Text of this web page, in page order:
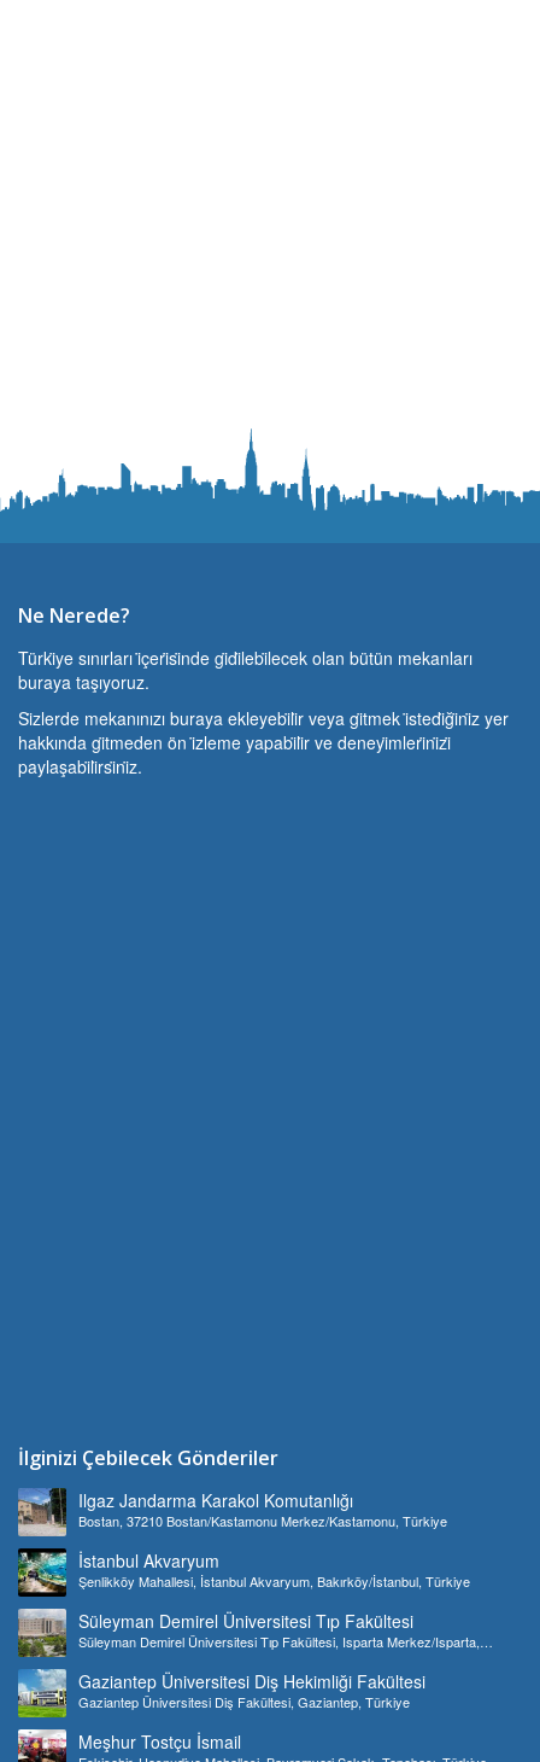
Ne Nerede?
Türki̇ye sınırları i̇çeri̇si̇nde gi̇di̇lebi̇lecek olan bütün mekanları
buraya taşıyoruz.
Si̇zlerde mekanınızı buraya ekleyebi̇li̇r veya gi̇tmek i̇stedi̇ği̇ni̇z yer
hakkında gi̇tmeden ön i̇zleme yapabi̇li̇r ve deneyi̇mleri̇ni̇zi̇
paylaşabi̇li̇rsi̇ni̇z.
İlginizi Çebilecek Gönderiler
Ilgaz Jandarma Karakol Komutanlığı
Bostan, 37210 Bostan/Kastamonu Merkez/Kastamonu, Türkiye
İstanbul Akvaryum
Şenlikköy Mahallesi, İstanbul Akvaryum, Bakırköy/İstanbul, Türkiye
Süleyman Demirel Üniversitesi Tıp Fakültesi
Süleyman Demirel Üniversitesi Tıp Fakültesi, Isparta Merkez/Isparta,
Gaziantep Üniversitesi Diş Hekimliği Fakültesi
Gaziantep Üniversitesi Diş Fakültesi, Gaziantep, Türkiye
Meşhur Tostçu İsmail